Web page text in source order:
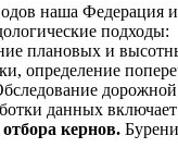
наша Федерация
подходы:
плановых и
определение
данных
кернов.